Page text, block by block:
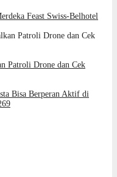
Feast Swiss-Belhotel
Patroli Drone dan Cek
Bisa Berperan Aktif di